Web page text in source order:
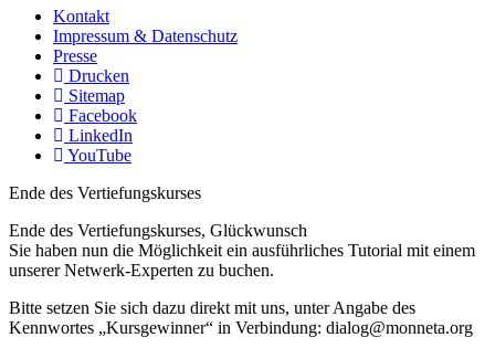
Kontakt
Impressum & Datenschutz
Presse
Drucken
Sitemap
Facebook
LinkedIn
YouTube
Ende des Vertiefungskurses
Ende des Vertiefungskurses, Glückwunsch
Sie haben nun die Möglichkeit ein ausführliches Tutorial mit einem
unserer Netwerk-Experten zu buchen.
Bitte setzen Sie sich dazu direkt mit uns, unter Angabe des
Kennwortes „Kursgewinner“ in Verbindung: dialog@monneta.org